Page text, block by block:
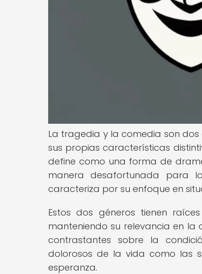
La tragedia y la comedia son
sus propias características
define como una forma de
manera desafortunada para
caracteriza por su enfoque en
Estos dos géneros tienen
manteniendo su relevancia en
contrastantes sobre la
dolorosos de la vida como las
esperanza.